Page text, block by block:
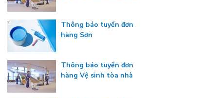
Thông báo tuyển đơn
hàng Sơn
Thông báo tuyển đơn
hàng Vệ sinh tòa nhà